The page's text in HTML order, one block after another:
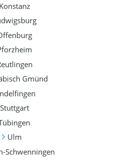
Konstanz
Gmünd
Stuttgart
Ulm
Schwenningen